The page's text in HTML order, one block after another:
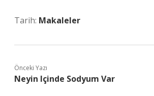
Tarih: Makaleler
Önceki Yazı
Neyin Içinde Sodyum Var